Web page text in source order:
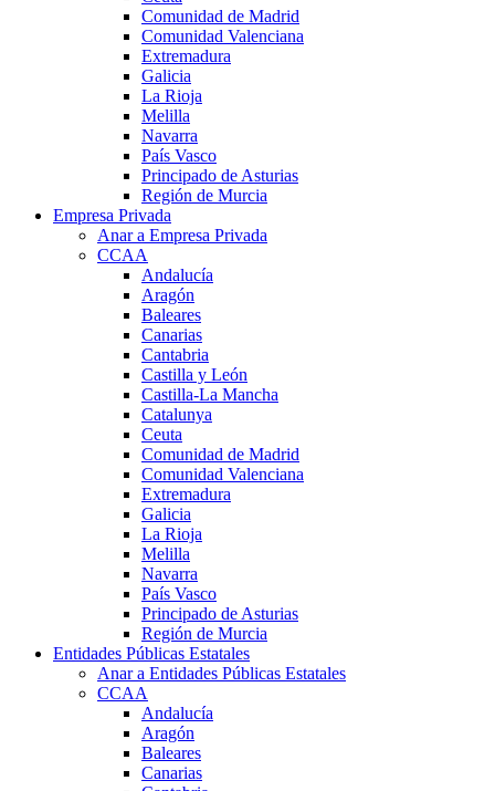
Comunidad de Madrid
Comunidad Valenciana
Extremadura
Galicia
La Rioja
Melilla
Navarra
País Vasco
Principado de Asturias
Región de Murcia
Empresa Privada
Anar a Empresa Privada
CCAA
Andalucía
Aragón
Baleares
Canarias
Cantabria
Castilla y León
Castilla-La Mancha
Catalunya
Ceuta
Comunidad de Madrid
Comunidad Valenciana
Extremadura
Galicia
La Rioja
Melilla
Navarra
País Vasco
Principado de Asturias
Región de Murcia
Entidades Públicas Estatales
Anar a Entidades Públicas Estatales
CCAA
Andalucía
Aragón
Baleares
Canarias